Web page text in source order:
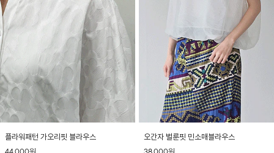
플라워패턴 가오리핏 블라우스
오간자 벌룬핏 민소매블라우스